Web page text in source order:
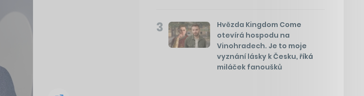
3
Hvězda Kingdom Come
otevírá hospodu na
Vinohradech. Je to moje
vyznání lásky k Česku, říká
miláček fanoušků